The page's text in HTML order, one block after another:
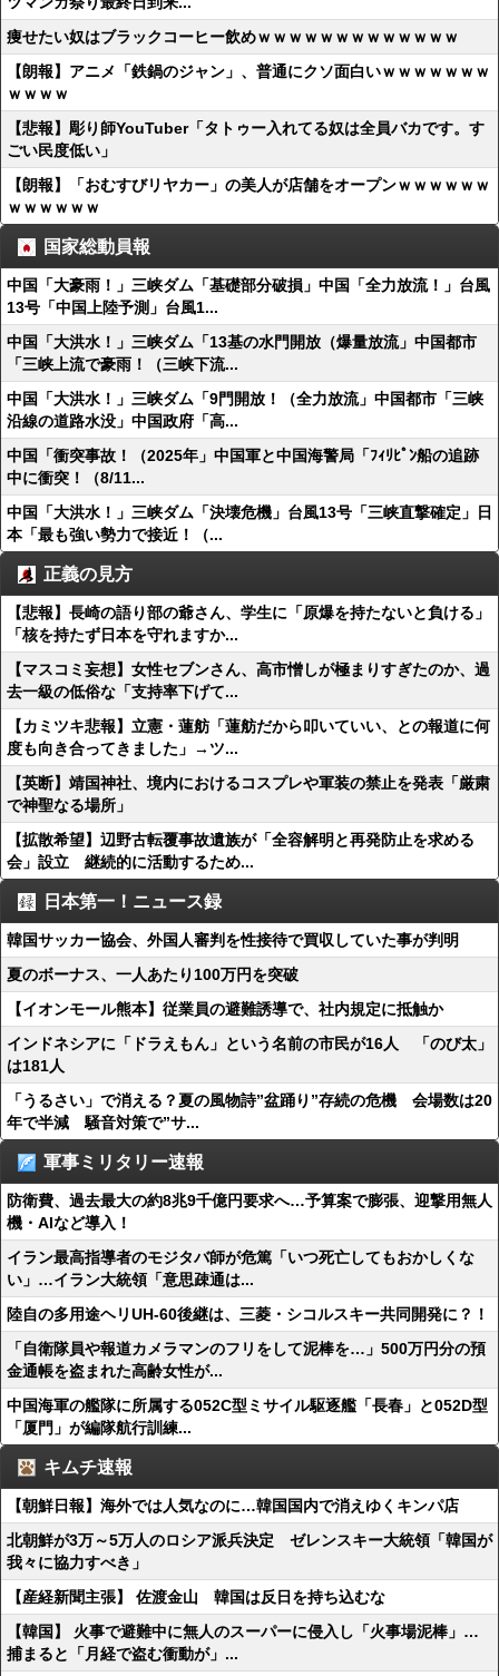
痩せたい奴はブラックコーヒー飲めｗｗｗｗｗｗｗｗｗｗｗｗｗ
【朗報】アニメ「鉄鍋のジャン」、普通にクソ面白いｗｗｗｗｗｗｗ
ｗｗｗｗ
【悲報】彫り師YouTuber「タトゥー入れてる奴は全員バカです。す
ごい民度低い」
【朗報】「おむすびリヤカー」の美人が店舗をオープンｗｗｗｗｗｗ
ｗｗｗｗｗｗ
国家総動員報
中国「大豪雨！」三峡ダム「基礎部分破損」中国「全力放流！」台風
13号「中国上陸予測」台風1...
中国「大洪水！」三峡ダム「13基の水門開放（爆量放流」中国都市
「三峡上流で豪雨！（三峡下流...
中国「大洪水！」三峡ダム「9門開放！（全力放流」中国都市「三峡
沿線の道路水没」中国政府「高...
中国「衝突事故！（2025年」中国軍と中国海警局「ﾌｨﾘﾋﾟﾝ船の追跡
中に衝突！（8/11...
中国「大洪水！」三峡ダム「決壊危機」台風13号「三峡直撃確定」日
本「最も強い勢力で接近！（...
正義の見方
【悲報】長崎の語り部の爺さん、学生に「原爆を持たないと負ける」
「核を持たず日本を守れますか...
【マスコミ妄想】女性セブンさん、高市憎しが極まりすぎたのか、過
去一級の低俗な「支持率下げて...
【カミツキ悲報】立憲・蓮舫「蓮舫だから叩いていい、との報道に何
度も向き合ってきました」→ツ...
【英断】靖国神社、境内におけるコスプレや軍装の禁止を発表「厳粛
で神聖なる場所」
【拡散希望】辺野古転覆事故遺族が「全容解明と再発防止を求める
会」設立 継続的に活動するため...
日本第一！ニュース録
韓国サッカー協会、外国人審判を性接待で買収していた事が判明
夏のボーナス、一人あたり100万円を突破
【イオンモール熊本】従業員の避難誘導で、社内規定に抵触か
インドネシアに「ドラえもん」という名前の市民が16人 「のび太」
は181人
「うるさい」で消える？夏の風物詩”盆踊り”存続の危機 会場数は20
年で半減 騒音対策で”サ...
軍事ミリタリー速報
防衛費、過去最大の約8兆9千億円要求へ…予算案で膨張、迎撃用無人
機・AIなど導入！
イラン最高指導者のモジタバ師が危篤「いつ死亡してもおかしくな
い」…イラン大統領「意思疎通は...
陸自の多用途ヘリUH-60後継は、三菱・シコルスキー共同開発に？！
「自衛隊員や報道カメラマンのフリをして泥棒を…」500万円分の預
金通帳を盗まれた高齢女性が...
中国海軍の艦隊に所属する052C型ミサイル駆逐艦「長春」と052D型
「厦門」が編隊航行訓練...
キムチ速報
【朝鮮日報】海外では人気なのに…韓国国内で消えゆくキンパ店
北朝鮮が3万～5万人のロシア派兵決定 ゼレンスキー大統領「韓国が
我々に協力すべき」
【産経新聞主張】 佐渡金山 韓国は反日を持ち込むな
【韓国】 火事で避難中に無人のスーパーに侵入し「火事場泥棒」…
捕まると「月経で盗む衝動が」...